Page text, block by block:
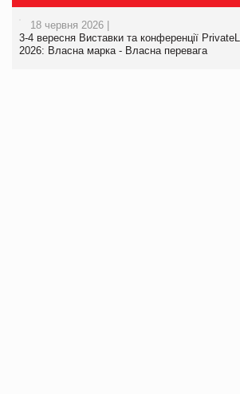
18 червня 2026 |
3-4 вересня Виставки та конференції
2026: Власна марка - Власна перевага